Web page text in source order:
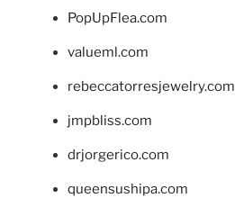
PopUpFlea.com
valueml.com
rebeccatorresjewelry.com
jmpbliss.com
drjorgerico.com
queensushipa.com